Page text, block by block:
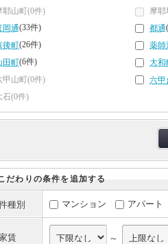
耶山町(0件)
摩耶
岡通(33件) 都通
後町(26件) 薬師
田町(6件) 大和
甲山町(0件)
六甲
石(0件)
だわりの条件を追加する
種別 マンション アパート
賃 ～